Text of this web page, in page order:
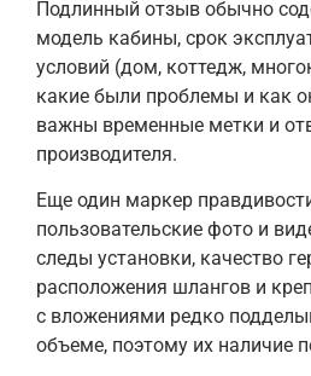
Подлинный отзыв обычно
модель кабины, срок
условий (дом, коттедж,
какие были проблемы и как
важны временные метки и
производителя.
Еще один маркер
пользовательские фото и
следы установки, качество
расположения шлангов и
с вложениями редко
объеме, поэтому их наличие